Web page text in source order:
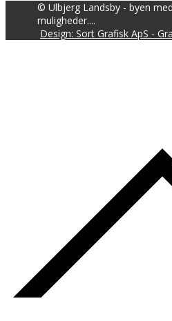
© Ulbjerg Landsby - byen
muligheder....
Design: Sort Grafisk ApS -